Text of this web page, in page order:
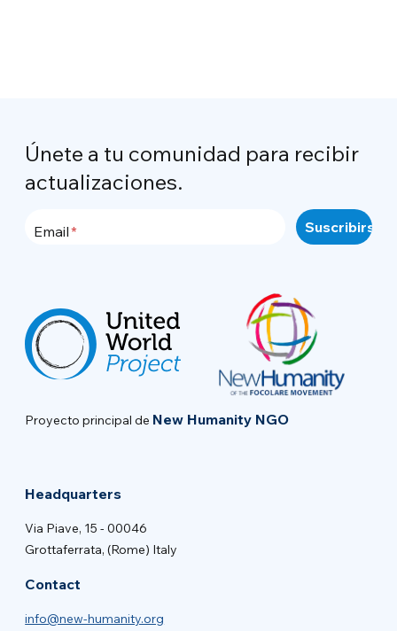
Únete a tu comunidad para recibir
actualizaciones.
Email
Proyecto principal de New Humanity NGO
Headquarters
Via Piave, 15 - 00046
Grottaferrata, (Rome) Italy
Contact
info@new-humanity.org